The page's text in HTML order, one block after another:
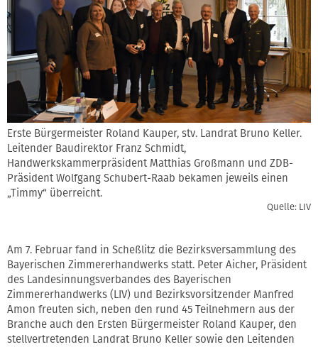
Erste Bürgermeister Roland Kauper, stv. Landrat Bruno Keller.
Leitender Baudirektor Franz Schmidt,
Handwerkskammerpräsident Matthias Großmann und ZDB-
Präsident Wolfgang Schubert-Raab bekamen jeweils einen
„Timmy“ überreicht.
Quelle: LIV
Am 7. Februar fand in Scheßlitz die Bezirksversammlung des
Bayerischen Zimmererhandwerks statt. Peter Aicher, Präsident
des Landesinnungsverbandes des Bayerischen
Zimmererhandwerks (LIV) und Bezirksvorsitzender Manfred
Amon freuten sich, neben den rund 45 Teilnehmern aus der
Branche auch den Ersten Bürgermeister Roland Kauper, den
stellvertretenden Landrat Bruno Keller sowie den Leitenden